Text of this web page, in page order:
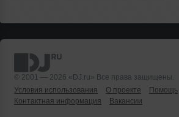
© 2001 — 2026 «DJ.ru» Все права защищены.
Условия использования
О проекте Помощь
Контактная информация
Вакансии